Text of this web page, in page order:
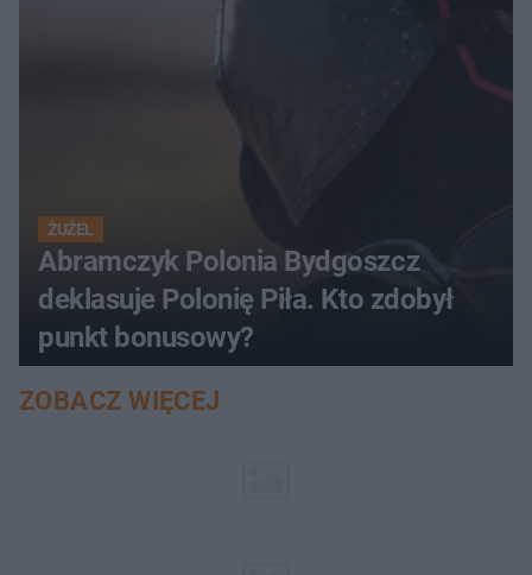
ŻUŻEL
Abramczyk Polonia Bydgoszcz
deklasuje Polonię Piła. Kto zdobył
punkt bonusowy?
ZOBACZ WIĘCEJ